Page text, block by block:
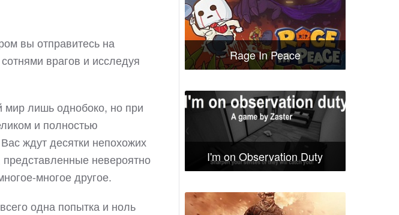
вы отправитесь на
врагов и исследуя
мир лишь однобоко, но при
и полностью
ждут десятки непохожих
представленные невероятно
многое другое.
одна попытка и ноль
Rage In Peace
I'm on Observation Duty